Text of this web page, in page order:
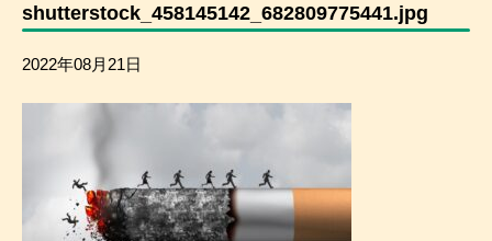
shutterstock_458145142_682809775441.jpg
2022年08月21日